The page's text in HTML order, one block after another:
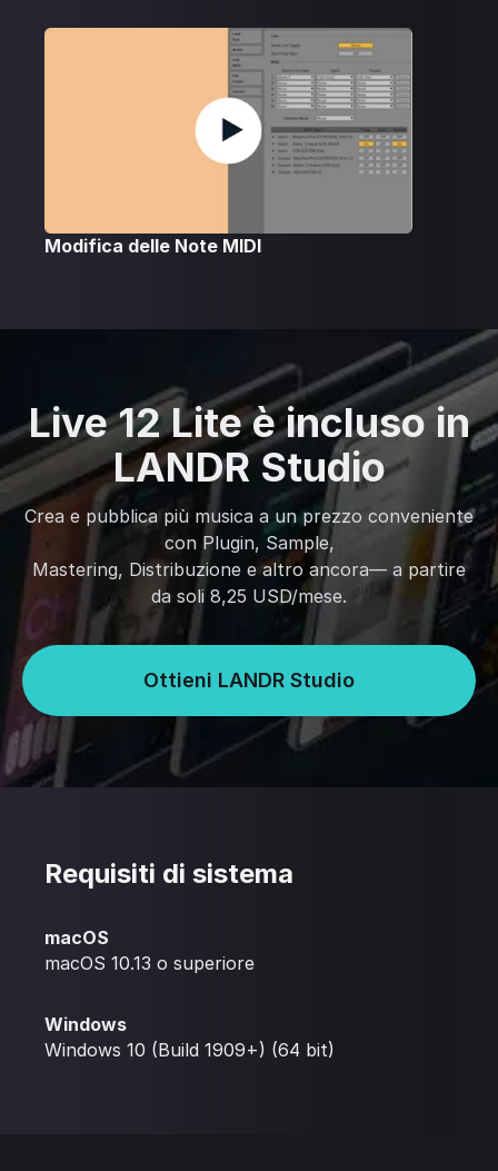
Modifica delle Note MIDI
Live 12 Lite è incluso in
LANDR Studio
Crea e pubblica più musica a un prezzo conveniente
con Plugin, Sample,
Mastering, Distribuzione e altro ancora— a partire
da soli 8,25 USD/mese.
Ottieni LANDR Studio
Requisiti di sistema
macOS
macOS 10.13 o superiore
Windows
Windows 10 (Build 1909+) (64 bit)